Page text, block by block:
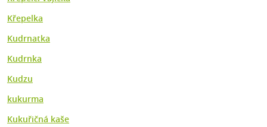
Křepelka
Kudrnatka
Kudrnka
Kudzu
kukurma
Kukuřičná kaše